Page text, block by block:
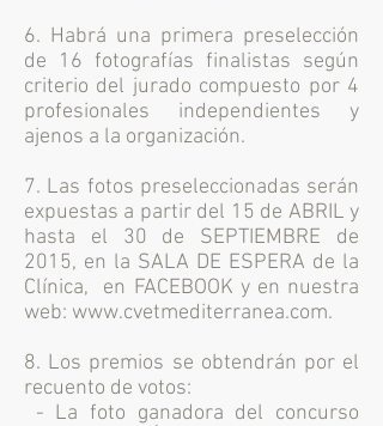
6. Habrá una primera preselección
de 16 fotografías finalistas según
criterio del jurado compuesto por 4
profesionales independientes y
ajenos a la organización.
7. Las fotos preseleccionadas serán
expuestas a partir del 15 de ABRIL y
hasta el 30 de SEPTIEMBRE de
2015, en la SALA DE ESPERA de la
Clínica, en FACEBOOK y en nuestra
web: www.cvetmediterranea.com.
8. Los premios se obtendrán por el
recuento de votos:
- La foto ganadora del concurso